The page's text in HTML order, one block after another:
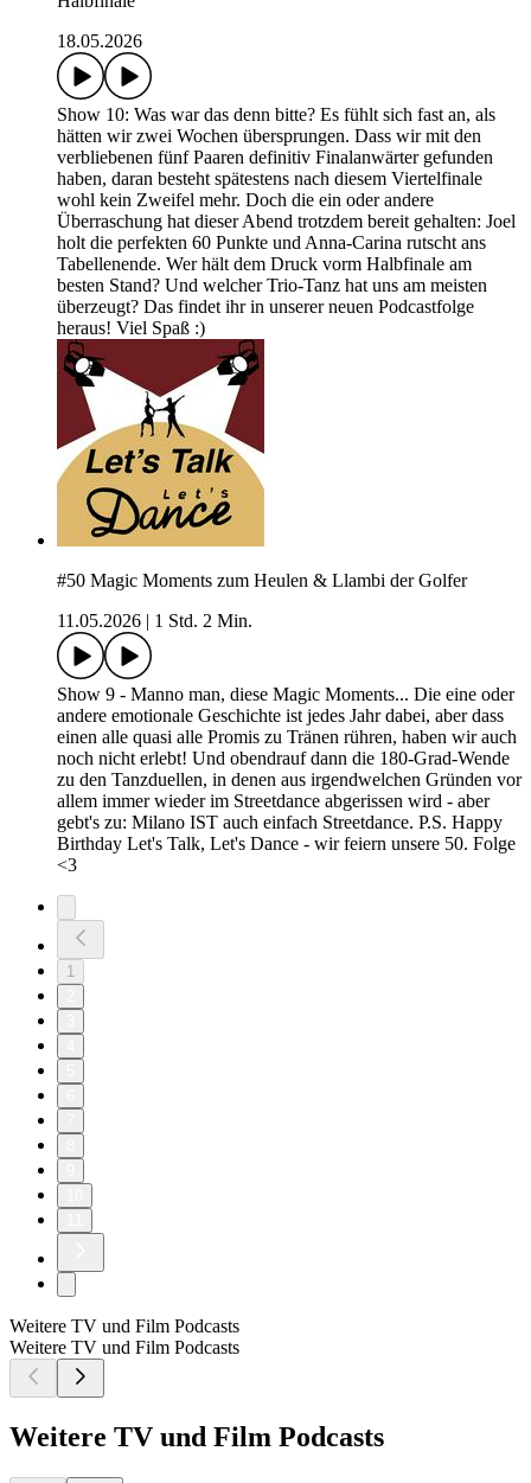
18.05.2026
Show 10: Was war das denn bitte? Es fühlt sich fast an, als
hätten wir zwei Wochen übersprungen. Dass wir mit den
verbliebenen fünf Paaren definitiv Finalanwärter gefunden
haben, daran besteht spätestens nach diesem Viertelfinale
wohl kein Zweifel mehr. Doch die ein oder andere
Überraschung hat dieser Abend trotzdem bereit gehalten: Joel
holt die perfekten 60 Punkte und Anna-Carina rutscht ans
Tabellenende. Wer hält dem Druck vorm Halbfinale am
besten Stand? Und welcher Trio-Tanz hat uns am meisten
überzeugt? Das findet ihr in unserer neuen Podcastfolge
heraus! Viel Spaß :)
#50 Magic Moments zum Heulen & Llambi der Golfer
11.05.2026
1 Std. 2 Min.
Show 9 - Manno man, diese Magic Moments... Die eine oder
andere emotionale Geschichte ist jedes Jahr dabei, aber dass
einen alle quasi alle Promis zu Tränen rühren, haben wir auch
noch nicht erlebt! Und obendrauf dann die 180-Grad-Wende
zu den Tanzduellen, in denen aus irgendwelchen Gründen vor
allem immer wieder im Streetdance abgerissen wird - aber
gebt's zu: Milano IST auch einfach Streetdance. P.S. Happy
Birthday Let's Talk, Let's Dance - wir feiern unsere 50. Folge
<3
1
Weitere TV und Film Podcasts
Weitere TV und Film Podcasts
Weitere TV und Film Podcasts